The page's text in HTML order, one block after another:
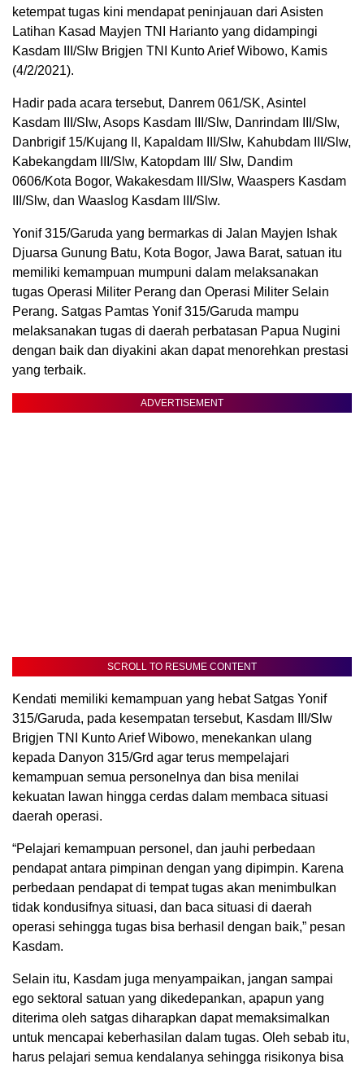
ketempat tugas kini mendapat peninjauan dari Asisten
Latihan Kasad Mayjen TNI Harianto yang didampingi
Kasdam III/Slw Brigjen TNI Kunto Arief Wibowo, Kamis
(4/2/2021).
Hadir pada acara tersebut, Danrem 061/SK, Asintel
Kasdam III/Slw, Asops Kasdam III/Slw, Danrindam III/Slw,
Danbrigif 15/Kujang II, Kapaldam III/Slw, Kahubdam III/Slw,
Kabekangdam III/Slw, Katopdam III/ Slw, Dandim
0606/Kota Bogor, Wakakesdam III/Slw, Waaspers Kasdam
III/Slw, dan Waaslog Kasdam III/Slw.
Yonif 315/Garuda yang bermarkas di Jalan Mayjen Ishak
Djuarsa Gunung Batu, Kota Bogor, Jawa Barat, satuan itu
memiliki kemampuan mumpuni dalam melaksanakan
tugas Operasi Militer Perang dan Operasi Militer Selain
Perang. Satgas Pamtas Yonif 315/Garuda mampu
melaksanakan tugas di daerah perbatasan Papua Nugini
dengan baik dan diyakini akan dapat menorehkan prestasi
yang terbaik.
ADVERTISEMENT
SCROLL TO RESUME CONTENT
Kendati memiliki kemampuan yang hebat Satgas Yonif
315/Garuda, pada kesempatan tersebut, Kasdam III/Slw
Brigjen TNI Kunto Arief Wibowo, menekankan ulang
kepada Danyon 315/Grd agar terus mempelajari
kemampuan semua personelnya dan bisa menilai
kekuatan lawan hingga cerdas dalam membaca situasi
daerah operasi.
“Pelajari kemampuan personel, dan jauhi perbedaan
pendapat antara pimpinan dengan yang dipimpin. Karena
perbedaan pendapat di tempat tugas akan menimbulkan
tidak kondusifnya situasi, dan baca situasi di daerah
operasi sehingga tugas bisa berhasil dengan baik,” pesan
Kasdam.
Selain itu, Kasdam juga menyampaikan, jangan sampai
ego sektoral satuan yang dikedepankan, apapun yang
diterima oleh satgas diharapkan dapat memaksimalkan
untuk mencapai keberhasilan dalam tugas. Oleh sebab itu,
harus pelajari semua kendalanya sehingga risikonya bisa